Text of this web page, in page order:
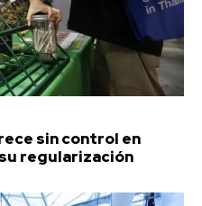
sin control en
regularización